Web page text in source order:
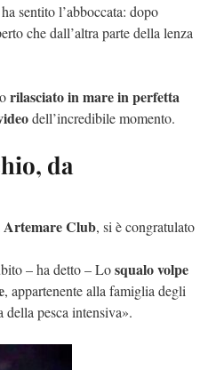
sentito l’abboccata: dopo
che dall’altra parte della lenza
rilasciato in mare in perfetta
dell’incredibile momento.
da
Artemare Club, si è congratulato
– ha detto – Losqualo volpe
, appartenente alla famiglia degli
pesca intensiva».